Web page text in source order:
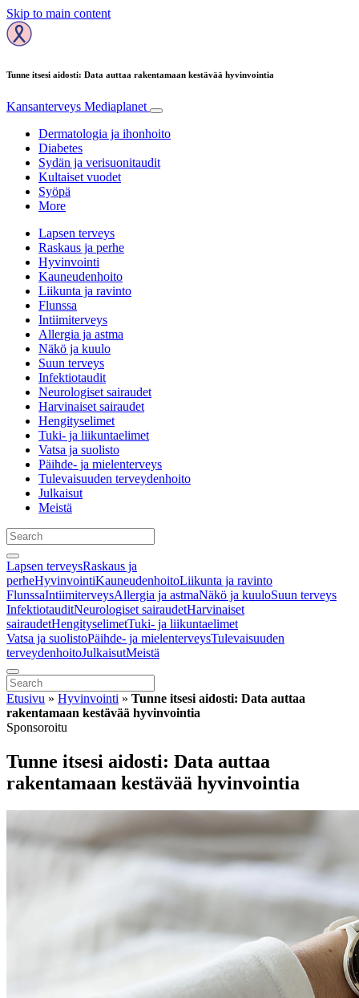
Skip to main content
Tunne itsesi aidosti: Data auttaa rakentamaan kestävää hyvinvointia
Kansanterveys Mediaplanet
Dermatologia ja ihonhoito
Diabetes
Sydän ja verisuonitaudit
Kultaiset vuodet
Syöpä
More
Lapsen terveys
Raskaus ja perhe
Hyvinvointi
Kauneudenhoito
Liikunta ja ravinto
Flunssa
Intiimiterveys
Allergia ja astma
Näkö ja kuulo
Suun terveys
Infektiotaudit
Neurologiset sairaudet
Harvinaiset sairaudet
Hengityselimet
Tuki- ja liikuntaelimet
Vatsa ja suolisto
Päihde- ja mielenterveys
Tulevaisuuden terveydenhoito
Julkaisut
Meistä
Lapsen terveysRaskaus ja
perheHyvinvointiKauneudenhoitoLiikunta ja ravinto
FlunssaIntiimiterveysAllergia ja astmaNäkö ja kuuloSuun terveys
InfektiotauditNeurologiset sairaudetHarvinaiset
sairaudetHengityselimetTuki- ja liikuntaelimet
Vatsa ja suolistoPäihde- ja mielenterveysTulevaisuuden
terveydenhoitoJulkaisutMeistä
Etusivu » Hyvinvointi » Tunne itsesi aidosti: Data auttaa
rakentamaan kestävää hyvinvointia
Sponsoroitu
Tunne itsesi aidosti: Data auttaa
rakentamaan kestävää hyvinvointia